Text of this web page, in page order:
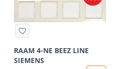
RAAM 4-NE BEEZ LINE
SIEMENS